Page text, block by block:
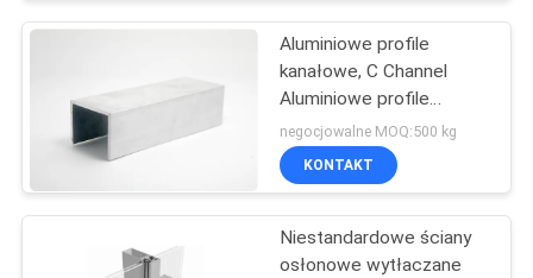
AKTUALNOŚCI
POPROSIĆ
O
WYCENĘ
SITEMAP
Wytłaczanie aluminium
Aluminiowe profile
kanałowe, C Channel
Aluminiowe profile
wytłaczane 2 MM
grubości
negocjowalne MOQ:500 kg
KONTAKT
Niestandardowe ściany
osłonowe wytłaczane